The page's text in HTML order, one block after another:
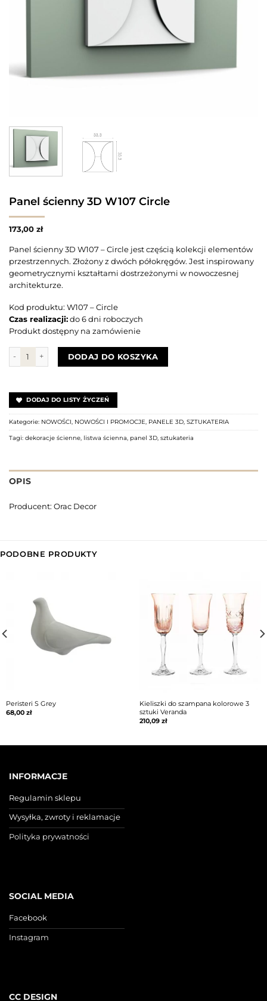
Panel ścienny 3D W107 Circle
173,00 zł
Panel ścienny 3D W107 – Circle jest częścią kolekcji elementów
przestrzennych. Złożony z dwóch półokręgów. Jest inspirowany
geometrycznymi kształtami dostrzeżonymi w nowoczesnej
architekturze.
Kod produktu: W107 – Circle
Czas realizacji:do 6 dni roboczych
Produkt dostępny na zamówienie
ilość Panel ścienny 3D W107 Circle
DODAJ DO KOSZYKA
DODAJ DO LISTY ŻYCZEŃ
Kategorie: NOWOŚCI, NOWOŚCI I PROMOCJE, PANELE 3D, SZTUKATERIA
Tagi: dekoracje ścienne, listwa ścienna, panel 3D, sztukateria
OPIS
Producent: Orac Decor
PODOBNE PRODUKTY
Peristeri S Grey
68,00 zł
Kieliszki do szampana kolorowe 3
sztuki Veranda
210,09 zł
INFORMACJE
Regulamin sklepu
Wysyłka, zwroty i reklamacje
Polityka prywatności
SOCIAL MEDIA
Facebook
Instagram
CC DESIGN